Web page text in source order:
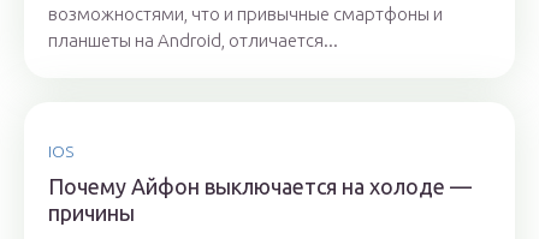
возможностями, что и привычные смартфоны и
планшеты на Android, отличается...
IOS
Почему Айфон выключается на холоде —
причины